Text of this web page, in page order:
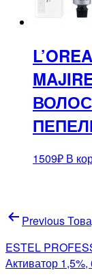
1509₽ В
Навигация
по
записям
Previous
ESTEL
Активатор